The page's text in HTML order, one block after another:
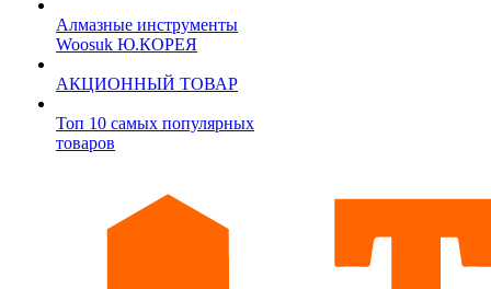
Алмазные инструменты
Woosuk Ю.КОРЕЯ
АКЦИОННЫЙ ТОВАР
Топ 10 самых популярных
товаров